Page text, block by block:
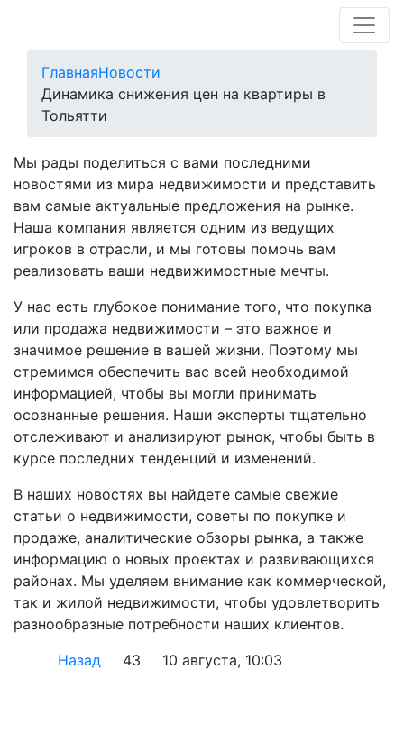
ГлавнаяНовости
Динамика снижения цен на квартиры в
Тольятти
Мы рады поделиться с вами последними
новостями из мира недвижимости и представить
вам самые актуальные предложения на рынке.
Наша компания является одним из ведущих
игроков в отрасли, и мы готовы помочь вам
реализовать ваши недвижимостные мечты.
У нас есть глубокое понимание того, что покупка
или продажа недвижимости – это важное и
значимое решение в вашей жизни. Поэтому мы
стремимся обеспечить вас всей необходимой
информацией, чтобы вы могли принимать
осознанные решения. Наши эксперты тщательно
отслеживают и анализируют рынок, чтобы быть в
курсе последних тенденций и изменений.
В наших новостях вы найдете самые свежие
статьи о недвижимости, советы по покупке и
продаже, аналитические обзоры рынка, а также
информацию о новых проектах и развивающихся
районах. Мы уделяем внимание как коммерческой,
так и жилой недвижимости, чтобы удовлетворить
разнообразные потребности наших клиентов.
Назад
43 10 августа, 10:03